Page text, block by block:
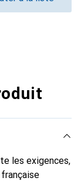
les exigences,